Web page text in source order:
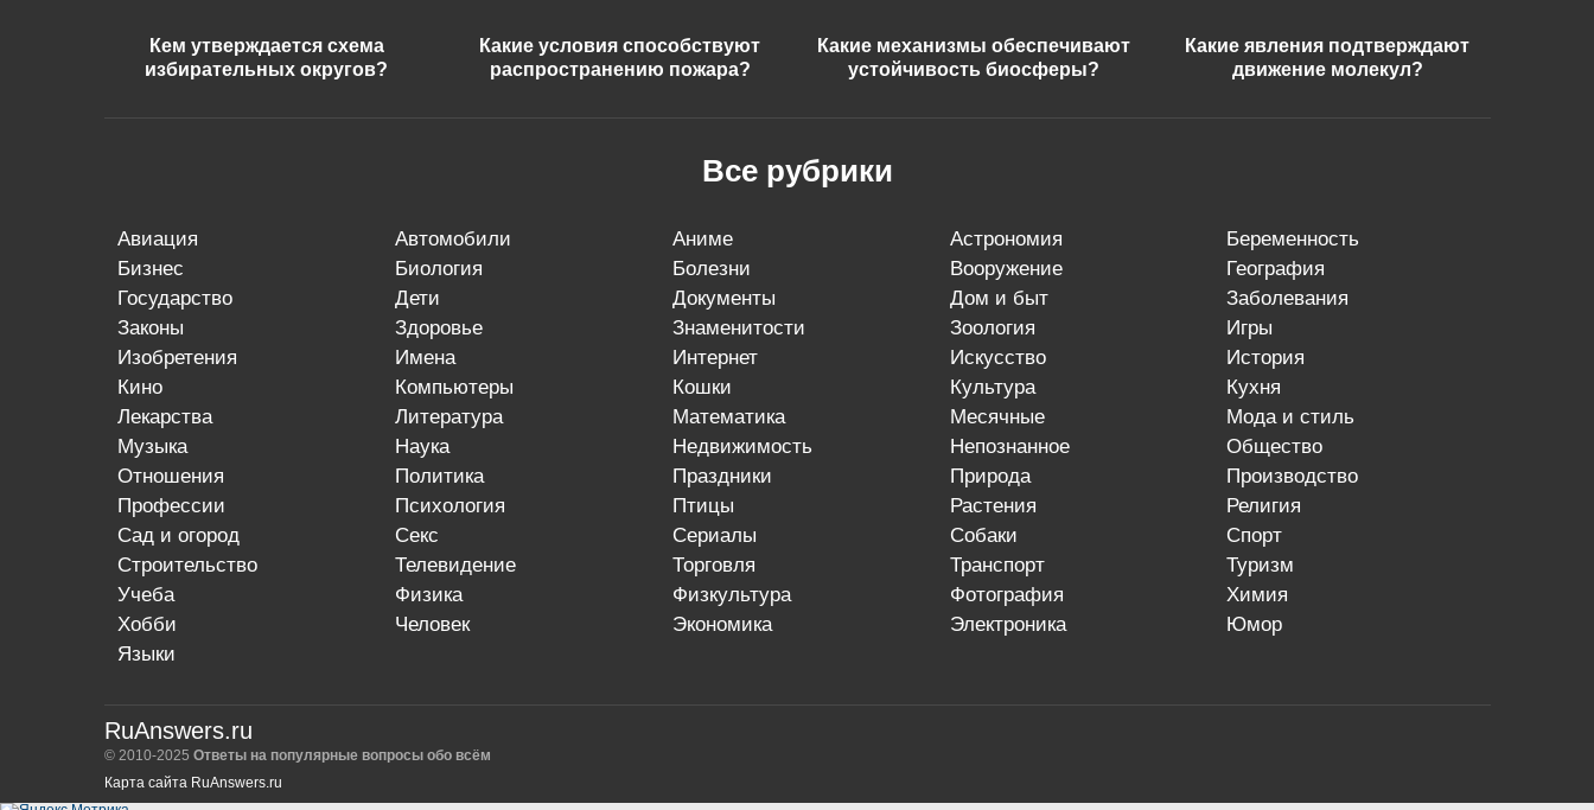
Кем утверждается схема
избирательных округов?
Какие условия способствуют
распространению пожара?
Какие механизмы обеспечивают
устойчивость биосферы?
Какие явления подтверждают
движение молекул?
Все рубрики
авиация автомобили аниме астрономия
беременность
бизнес
биология болезни вооружение
география
государство
дети документы дом и быт
заболевания
законы
здоровье знаменитости зоология
игры
изобретения
имена интернет искусство
история
кино
компьютеры кошки культура
кухня
лекарства
литература математика месячные
мода и стиль
музыка
наука недвижимость непознанное
общество
отношения
политика праздники природа
производство
профессии
психология птицы растения
религия
сад и огород
секс сериалы собаки
спорт
строительство
телевидение торговля транспорт
туризм
учеба
физика физкультура фотография
химия
хобби
человек экономика электроника
юмор
языки
RuAnswers.ru
© 2010-2025 Ответы на популярные вопросы обо всём
Карта сайта RuAnswers.ru